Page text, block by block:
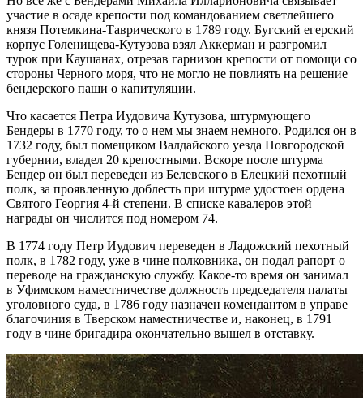
участие в осаде крепости под командованием светлейшего
князя Потемкина-Таврического в 1789 году. Бугский егерский
корпус Голенищева-Кутузова взял Аккерман и разгромил
турок при Каушанах, отрезав гарнизон крепости от помощи со
стороны Черного моря, что не могло не повлиять на решение
бендерского паши о капитуляции.
Что касается Петра Иудовича Кутузова, штурмующего
Бендеры в 1770 году, то о нем мы знаем немного. Родился он в
1732 году, был помещиком Валдайского уезда Новгородской
губернии, владел 20 крепостными. Вскоре после штурма
Бендер он был переведен из Белевского в Елецкий пехотный
полк, за проявленную доблесть при штурме удостоен ордена
Святого Георгия 4-й степени. В списке кавалеров этой
награды он числится под номером 74.
В 1774 году Петр Иудович переведен в Ладожский пехотный
полк, в 1782 году, уже в чине полковника, он подал рапорт о
переводе на гражданскую службу. Какое-то время он занимал
в Уфимском наместничестве должность председателя палаты
уголовного суда, в 1786 году назначен комендантом в управе
благочиния в Тверском наместничестве и, наконец, в 1791
году в чине бригадира окончательно вышел в отставку.